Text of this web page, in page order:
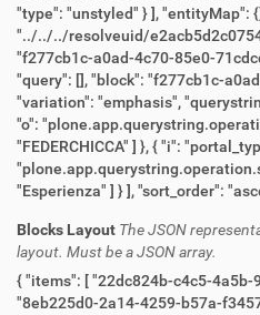
Blocks Layout The JSON
layout. Must be a JSON array.
{ "items": [ "22dc824b-c4c5-4a5b-9358-cb338d7a66fb",
"8eb225d0-2a14-4259-b57a-f34579bb1cd2",